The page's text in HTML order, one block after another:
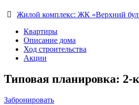
Жилой комплекс: ЖК «Верхний
Квартиры
Описание дома
Ход строительства
Акции
Типовая планировка: 2-
Забронировать